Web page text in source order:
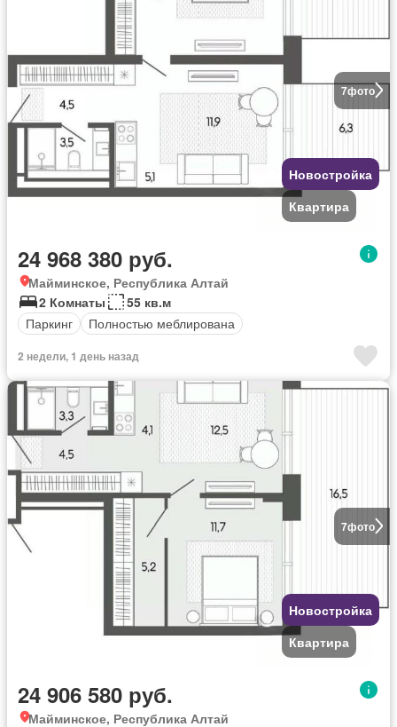
7фото
Новостройка
Квартира
24 968 380 руб.
Майминское, Республика Алтай
2 Комнаты
55 кв.м
Паркинг
Полностью меблирована
2 недели, 1 день назад
7фото
Новостройка
Квартира
24 906 580 руб.
Майминское, Республика Алтай